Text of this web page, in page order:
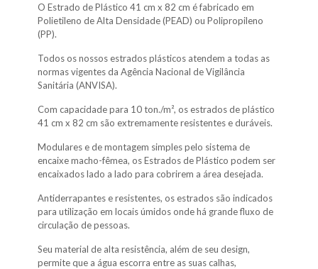
O Estrado de Plástico 41 cm x 82 cm é fabricado em
Polietileno de Alta Densidade (PEAD) ou Polipropileno
(PP).
Todos os nossos estrados plásticos atendem a todas as
normas vigentes da Agência Nacional de Vigilância
Sanitária (ANVISA).
Com capacidade para 10 ton./m², os estrados de plástico
41 cm x 82 cm são extremamente resistentes e duráveis.
Modulares e de montagem simples pelo sistema de
encaixe macho-fêmea, os Estrados de Plástico podem ser
encaixados lado a lado para cobrirem a área desejada.
Antiderrapantes e resistentes, os estrados são indicados
para utilização em locais úmidos onde há grande fluxo de
circulação de pessoas.
Seu material de alta resistência, além de seu design,
permite que a água escorra entre as suas calhas,